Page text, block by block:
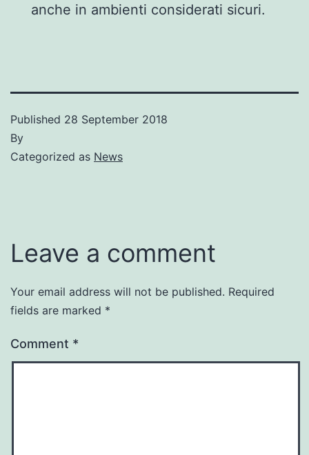
anche in ambienti considerati sicuri.
Published 28 September 2018
By
Categorized as News
Leave a comment
Your email address will not be published. Required
fields are marked *
Comment *